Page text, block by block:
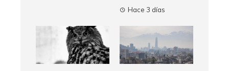
Hace 3 días